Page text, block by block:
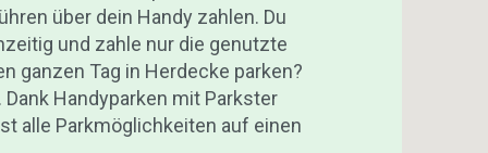
über dein Handy zahlen. Du
und zahle nur die genutzte
ganzen Tag in Herdecke parken?
Handyparken mit Parkster
alle Parkmöglichkeiten auf einen